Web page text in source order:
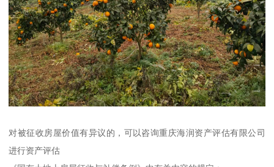
对被征收房屋价值有异议的，可以咨询重庆海润资产评估有限公司
进行资产评估